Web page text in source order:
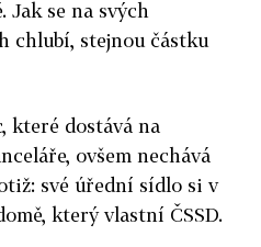
Jak se na svých
chlubí, stejnou částku
které dostává na
ovšem nechává
své úřední sídlo si v
který vlastní ČSSD.